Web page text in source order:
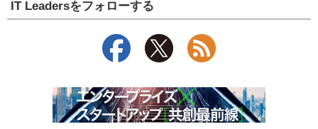
IT Leadersをフォローする